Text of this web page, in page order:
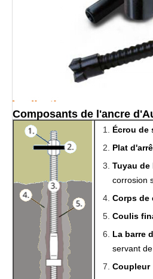
Composants de l'ancre
Écrou de
Plat
Tuyau de
corrosion
Corps de
Coulis
La barre
servant
Coupleur